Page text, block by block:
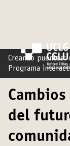
Creando
Programa
del